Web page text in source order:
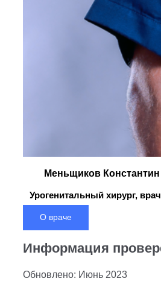
Меньщиков
Урогенитальный хирург,
О враче
Информация
Обновлено: Июнь 2023